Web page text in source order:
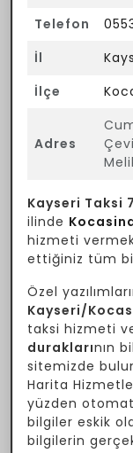
Telefon
İl
İlçe
Adres
Kayseri Taksi
ilinde
hizmeti
ettiğiniz tüm
Özel
Kayseri/
taksi hizmeti
duraklarının
sitemizde
Harita
yüzden
bilgiler eskik
bilgilerin